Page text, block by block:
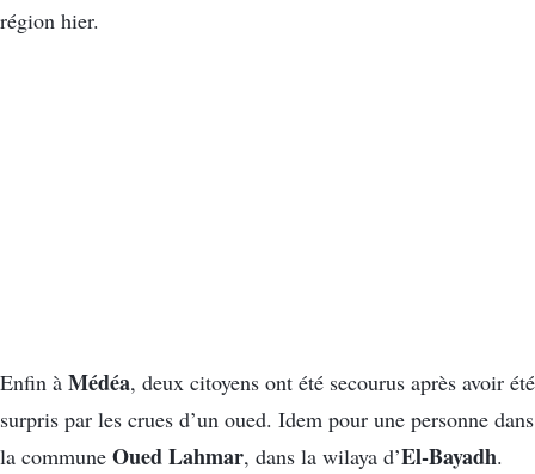
région hier.
Enfin à Médéa, deux citoyens ont été secourus après avoir été
surpris par les crues d’un oued. Idem pour une personne dans
la commune Oued Lahmar, dans la wilaya d’El-Bayadh.